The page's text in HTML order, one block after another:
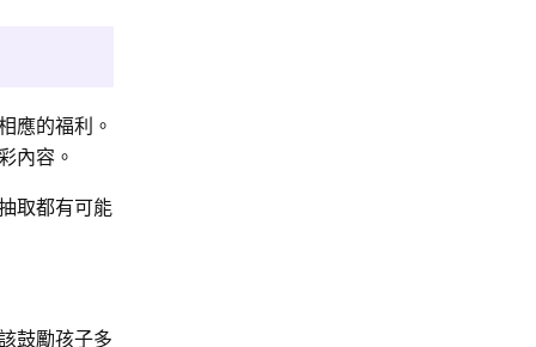
應的福利。
內容。
取都有可能
鼓勵孩子多